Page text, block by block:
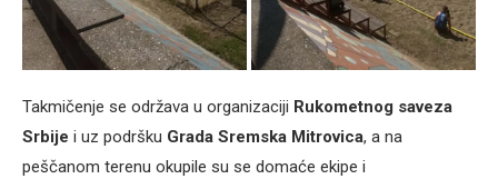
Takmičenje se održava u organizaciji Rukometnog saveza
Srbije i uz podršku Grada Sremska Mitrovica, a na
peščanom terenu okupile su se domaće ekipe i